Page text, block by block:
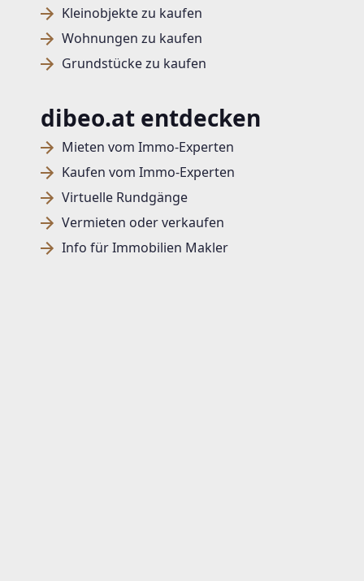
Kleinobjekte zu kaufen
Wohnungen zu kaufen
Grundstücke zu kaufen
dibeo.at entdecken
Mieten vom Immo-Experten
Kaufen vom Immo-Experten
Virtuelle Rundgänge
Vermieten oder verkaufen
Info für Immobilien Makler